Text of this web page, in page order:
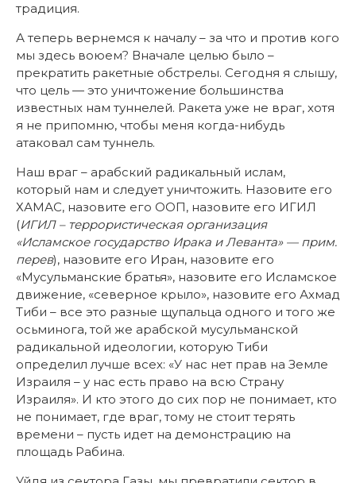
традиция.
А теперь вернемся к началу – за что и против кого
мы здесь воюем? Вначале целью было –
прекратить ракетные обстрелы. Сегодня я слышу,
что цель — это уничтожение большинства
известных нам туннелей. Ракета уже не враг, хотя
я не припомню, чтобы меня когда-нибудь
атаковал сам туннель.
Наш враг – арабский радикальный ислам,
который нам и следует уничтожить. Назовите его
ХАМАС, назовите его ООП, назовите его ИГИЛ
(ИГИЛ – террористическая организация
«Исламское государство Ирака и Леванта» — прим.
перев), назовите его Иран, назовите его
«Мусульманские братья», назовите его Исламское
движение, «северное крыло», назовите его Ахмад
Тиби – все это разные щупальца одного и того же
осьминога, той же арабской мусульманской
радикальной идеологии, которую Тиби
определил лучше всех: «У нас нет прав на Земле
Израиля – у нас есть право на всю Страну
Израиля». И кто этого до сих пор не понимает, кто
не понимает, где враг, тому не стоит терять
времени – пусть идет на демонстрацию на
площадь Рабина.